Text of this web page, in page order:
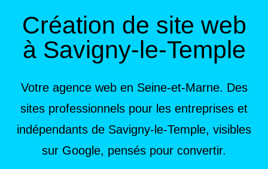
Création de site web
à Savigny-le-Temple
Votre agence web en Seine-et-Marne. Des
sites professionnels pour les entreprises et
indépendants de Savigny-le-Temple, visibles
sur Google, pensés pour convertir.